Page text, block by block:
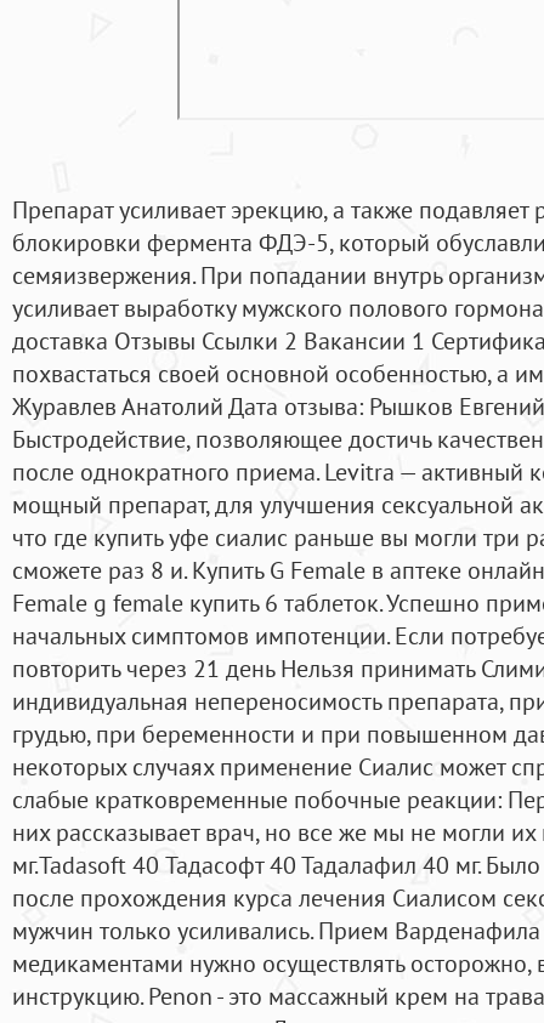
Препарат усиливает эрекцию, а также
блокировки фермента ФДЭ-5, который
семяизвержения. При попадании внутрь
усиливает выработку мужского полового
доставка Отзывы Ссылки 2 Вакансии 1
похвастаться своей основной особенностью, а
Журавлев Анатолий Дата отзыва: Рышков
Быстродействие, позволяющее достичь
после однократного приема. Levitra — активный
мощный препарат, для улучшения сексуальной
что где купить уфе сиалис раньше вы могли три
сможете раз 8 и. Купить G Female в аптеке
Female g female купить 6 таблеток. Успешно
начальных симптомов импотенции. Если
повторить через 21 день Нельзя принимать
индивидуальная непереносимость препарата,
грудью, при беременности и при повышенном
некоторых случаях применение Сиалис может
слабые кратковременные побочные реакции:
них рассказывает врач, но все же мы не могли
мг.Tadasoft 40 Тадасофт 40 Тадалафил 40 мг.
после прохождения курса лечения Сиалисом
мужчин только усиливались. Прием
медикаментами нужно осуществлять осторожно,
инструкцию. Penon - это массажный крем на